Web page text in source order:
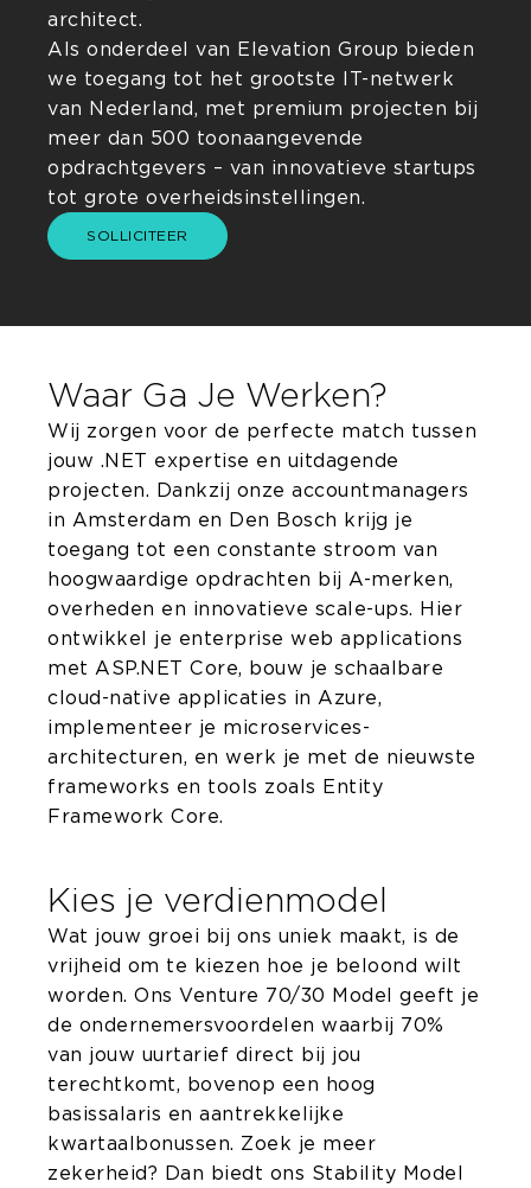
architect.
Als onderdeel van Elevation Group bieden
we toegang tot het grootste IT-netwerk
van Nederland, met premium projecten bij
meer dan 500 toonaangevende
opdrachtgevers – van innovatieve startups
tot grote overheidsinstellingen.
SOLLICITEER
Waar Ga Je Werken?
Wij zorgen voor de perfecte match tussen
jouw .NET expertise en uitdagende
projecten. Dankzij onze accountmanagers
in Amsterdam en Den Bosch krijg je
toegang tot een constante stroom van
hoogwaardige opdrachten bij A-merken,
overheden en innovatieve scale-ups. Hier
ontwikkel je enterprise web applications
met ASP.NET Core, bouw je schaalbare
cloud-native applicaties in Azure,
implementeer je microservices-
architecturen, en werk je met de nieuwste
frameworks en tools zoals Entity
Framework Core.
Kies je verdienmodel
Wat jouw groei bij ons uniek maakt, is de
vrijheid om te kiezen hoe je beloond wilt
worden. Ons Venture 70/30 Model geeft je
de ondernemersvoordelen waarbij 70%
van jouw uurtarief direct bij jou
terechtkomt, bovenop een hoog
basissalaris en aantrekkelijke
kwartaalbonussen. Zoek je meer
zekerheid? Dan biedt ons Stability Model